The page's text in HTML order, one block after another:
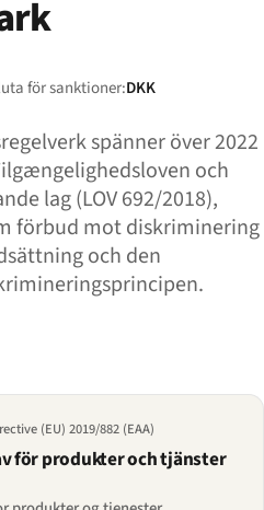
för sanktioner:DKK
spänner över 2022
och
lag (LOV 692/2018),
förbud mot diskriminering
och den
(EU) 2019/882 (EAA)
för produkter och tjänster